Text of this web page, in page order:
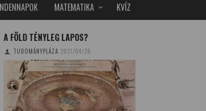
MATEMATIKA KVÍZ
A FÖLD TÉNYLEG LAPOS?
TUDOMÁNYPLÁZA 2021/04/26